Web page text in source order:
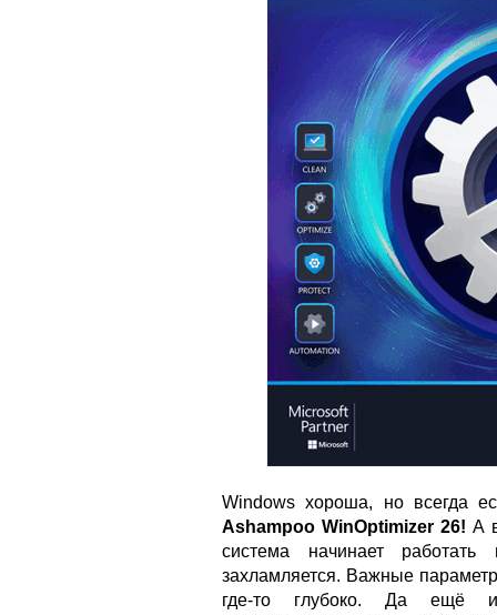
Windows хороша, но всегда
Ashampoo WinOptimizer 26! А
система начинает работать
захламляется. Важные
где-то глубоко. Да ещё и